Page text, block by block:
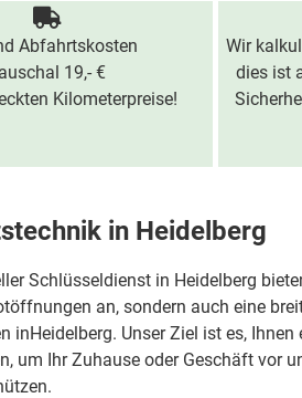
Abfahrtskosten
19,- €
Kilometerpreise!
Wir
dies ist
in Heidelberg
Schlüsseldienst in Heidelberg
an, sondern auch eine
inHeidelberg. Unser Ziel ist es,
um Ihr Zuhause oder Geschäft vor